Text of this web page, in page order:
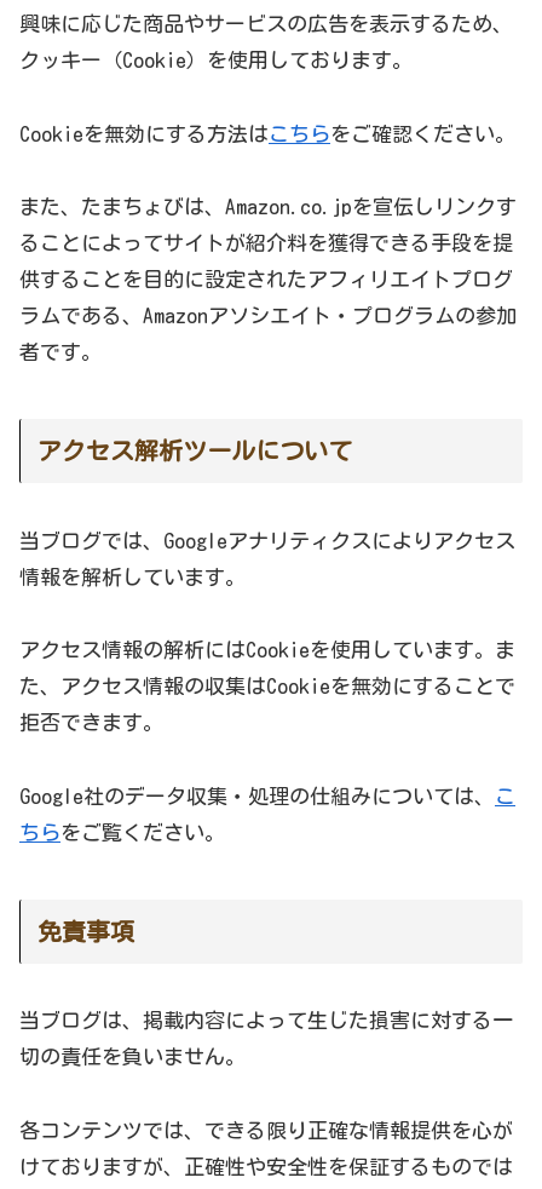
興味に応じた商品やサービスの広告を表示するため、
クッキー（Cookie）を使用しております。
Cookieを無効にする方法はこちらをご確認ください。
また、たまちょびは、Amazon.co.jpを宣伝しリンクす
ることによってサイトが紹介料を獲得できる手段を提
供することを目的に設定されたアフィリエイトプログ
ラムである、Amazonアソシエイト・プログラムの参加
者です。
アクセス解析ツールについて
当ブログでは、Googleアナリティクスによりアクセス
情報を解析しています。
アクセス情報の解析にはCookieを使用しています。ま
た、アクセス情報の収集はCookieを無効にすることで
拒否できます。
Google社のデータ収集・処理の仕組みについては、
こ
ちらをご覧ください。
免責事項
当ブログは、掲載内容によって生じた損害に対する一
切の責任を負いません。
各コンテンツでは、できる限り正確な情報提供を心が
けておりますが、正確性や安全性を保証するものでは